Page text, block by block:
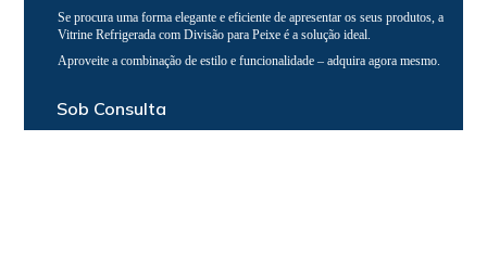
Se procura uma forma elegante e eficiente de apresentar os seus produtos, a
Vitrine Refrigerada com Divisão para Peixe é a solução ideal.
Aproveite a combinação de estilo e funcionalidade – adquira agora mesmo.
Sob Consulta